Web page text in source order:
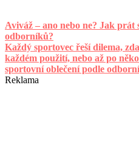
Aviváž – ano nebo ne? Jak prát
odborníků?
Každý sportovec řeší dilema,
každém použití, nebo až po
sportovní oblečení podle
Reklama